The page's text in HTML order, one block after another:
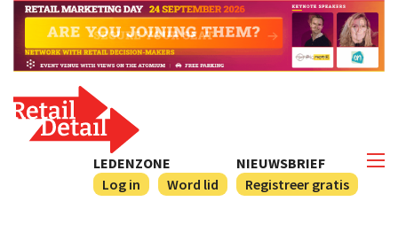
NIEUWSBRIEF
Registreer gratis
LEDENZONE
Log in
Word lid